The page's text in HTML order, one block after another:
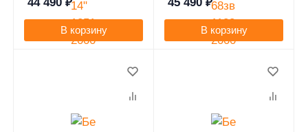
В корзину В корзину